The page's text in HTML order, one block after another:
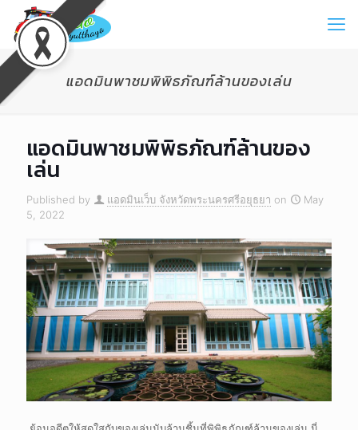
แอดมินพาชมพิพิธภัณฑ์ล้านของเล่น
แอดมินพาชมพิพิธภัณฑ์ล้านของ
เล่น
Published by แอดมินเว็บ จังหวัดพระนครศรีอยุธยา on
May
5, 2022